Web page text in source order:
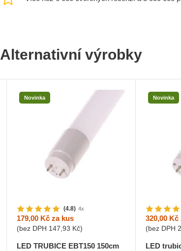
Alternativní výrobky
Novinka
(4.8) 4x
179,00 Kčza kus
(bez DPH 147,93 Kč)
LED TRUBICE EBT150 150cm
Novinka
320,00 Kč
(bez DPH
LED